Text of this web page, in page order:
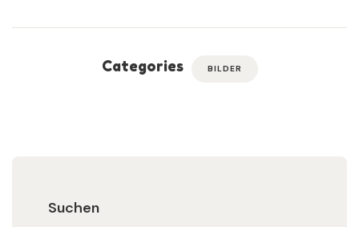
Categories BILDER
Suchen